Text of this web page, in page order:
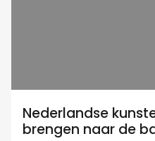
Nederlandse
brengen naar de